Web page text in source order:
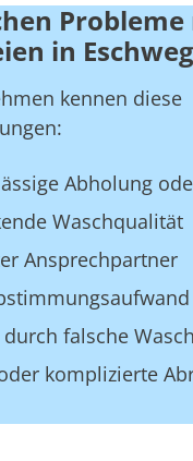
in
kennen diese
Abholung
Waschqualität
Ansprechpartner
durch falsche
komplizierte